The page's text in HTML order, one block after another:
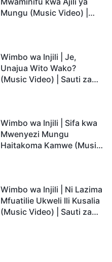
Mungu (Music Video) |
Wimbo wa Injili | Je,
Unajua Wito Wako?
(Music Video) | Sauti za
Wimbo wa Injili | Sifa kwa
Mwenyezi Mungu
Haitakoma Kamwe (Music
Wimbo wa Injili | Ni Lazima
Mfuatilie Ukweli Ili Kusalia
(Music Video) | Sauti za